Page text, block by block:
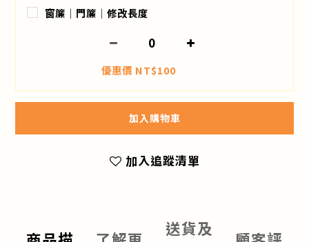
窗簾│門簾│修改長度
優惠價 NT$100
加入購物車
加入追蹤清單
送貨及